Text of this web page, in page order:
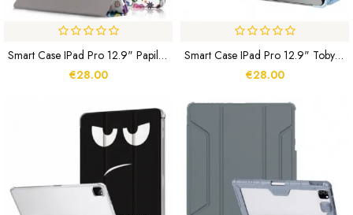
Smart Case IPad Pro 12.9" Papillons Rétros
€28.00
Smart Case IPad Pro 12.9" Toby Series DUX DUCIS
€28.00